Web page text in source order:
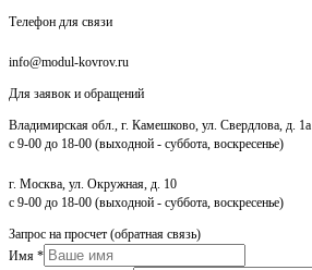
Телефон для связи
info@modul-kovrov.ru
Для заявок и обращений
Владимирская обл., г. Камешково, ул. Свердлова, д. 1а
с 9-00 до 18-00 (выходной - суббота, воскресенье)
г. Москва, ул. Окружная, д. 10
с 9-00 до 18-00 (выходной - суббота, воскресенье)
Запрос на просчет (обратная связь)
Имя *